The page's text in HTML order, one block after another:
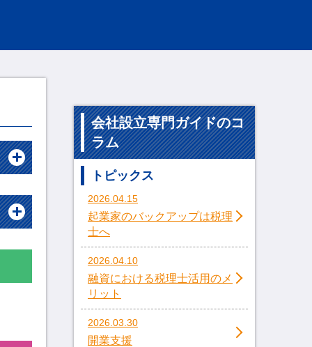
会社設立専門ガイドのコ
ラム
トピックス
2026.04.15
起業家のバックアップは税理
士へ
2026.04.10
融資における税理士活用のメ
リット
2026.03.30
開業支援